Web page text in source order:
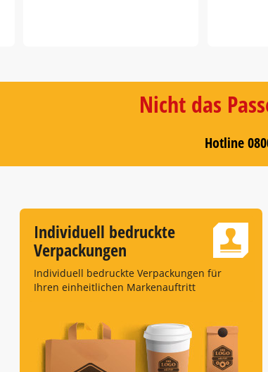
Nicht das
Hotline
Individuell bedruckte
Verpackungen
Individuell bedruckte Verpackungen für
Ihren einheitlichen Markenauftritt